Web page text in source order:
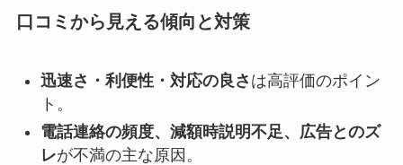
口コミから見える傾向と対策
迅速さ・利便性・対応の良さ は高評価のポイン
ト。
電話連絡の頻度、減額時説明不足、広告とのズ
レが不満の主な原因。